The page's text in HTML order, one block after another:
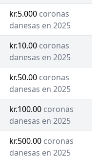
kr.5.000 coronas
danesas en 2025
kr.10.00 coronas
danesas en 2025
kr.50.00 coronas
danesas en 2025
kr.100.00 coronas
danesas en 2025
kr.500.00 coronas
danesas en 2025